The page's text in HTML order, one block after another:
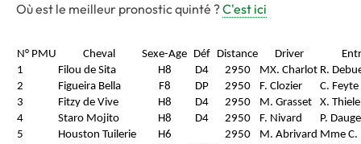
Où est le meilleur pronostic quinté ?C'est ici
N° PMU Cheval Sexe-Age Déf Distance Driver
1
Filou de Sita H8 D4 2950 MX. Charlot R.
2
Figueira Bella F8 DP 2950 F. Clozier
C. Feyte
3
Fitzy de Vive H8 D4 2950 M. Grasset
X.
4
Staro Mojito H8 D4 2950 F. Nivard
P.
5
Houston Tuilerie H6 2950 M. Abrivard Mme C.